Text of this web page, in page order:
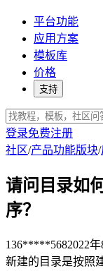
平台功能
应用方案
模板库
价格
支持
登录免费注册
社区/产品功能版块/
请问目录如
序？
136*****5682022年
新建的目录是按照